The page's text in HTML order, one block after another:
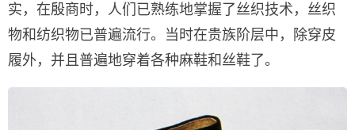
实，在殷商时，人们已熟练地掌握了丝织技术，丝织
物和纺织物已普遍流行。当时在贵族阶层中，除穿皮
履外，并且普遍地穿着各种麻鞋和丝鞋了。